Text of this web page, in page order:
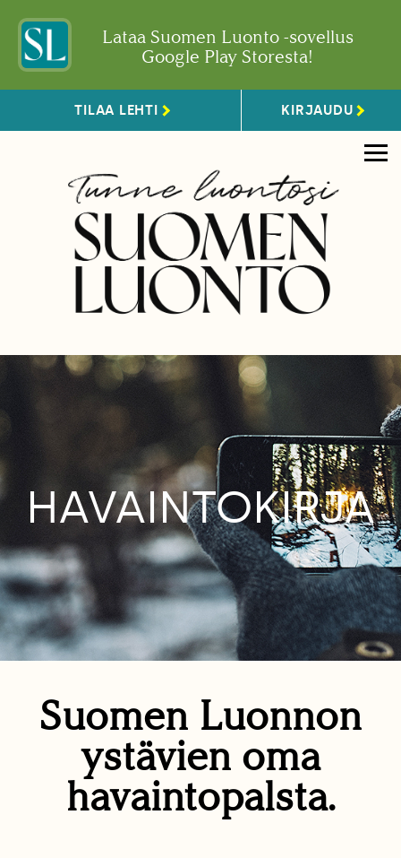
Lataa Suomen Luonto -sovellus
Google Play Storesta!
TILAA LEHTI KIRJAUDU
HAVAINTOKIRJA
Suomen Luonnon
ystävien oma
havaintopalsta.